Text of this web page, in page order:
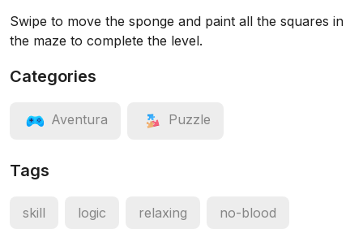
Swipe to move the sponge and paint all the squares in
the maze to complete the level.
Categories
Aventura Puzzle
Tags
skill logic relaxing no-blood